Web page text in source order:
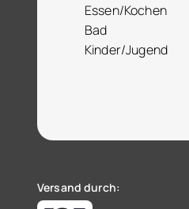
Essen/Kochen
Bad
Kinder/Jugend
Versand durch: